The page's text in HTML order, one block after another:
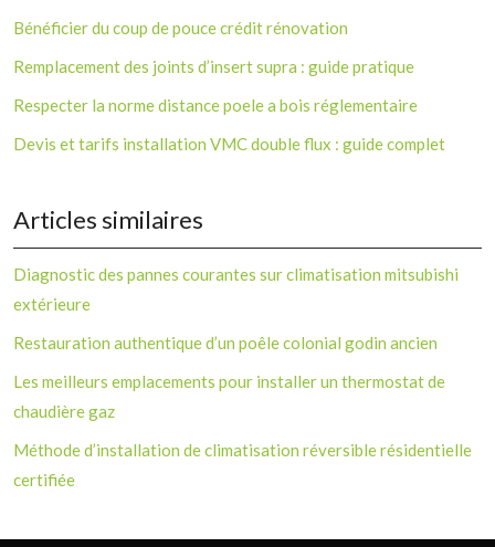
Bénéficier du coup de pouce crédit rénovation
Remplacement des joints d’insert supra : guide pratique
Respecter la norme distance poele a bois réglementaire
Devis et tarifs installation VMC double flux : guide complet
Articles similaires
Diagnostic des pannes courantes sur climatisation mitsubishi
extérieure
Restauration authentique d’un poêle colonial godin ancien
Les meilleurs emplacements pour installer un thermostat de
chaudière gaz
Méthode d’installation de climatisation réversible résidentielle
certifiée